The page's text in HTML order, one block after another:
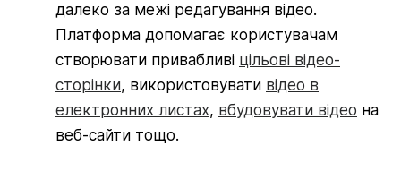
далеко за межі редагування відео.
Платформа допомагає користувачам
створювати привабливі цільові відео-
сторінки, використовувати відео в
електронних листах, вбудовувати відео на
веб-сайти тощо.